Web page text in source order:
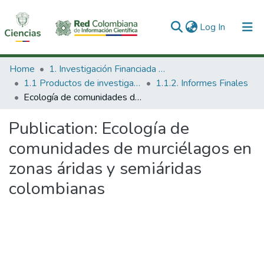
Log In (current)
Communities & Collections
All of DSpace
Home
1. Investigación Financiada con Recursos Públicos
1.1 Productos de investigación
1.1.2. Informes Finales
Ecología de comunidades de murciélagos en zonas áridas y semiáridas colombianas
Publication: Ecología de
comunidades de murciélagos en
zonas áridas y semiáridas
colombianas